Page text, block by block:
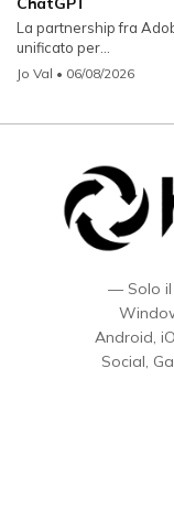
La partnership fra
unificato per...
Jo Val • 06/08/2026
— Solo il
Android,
Social,